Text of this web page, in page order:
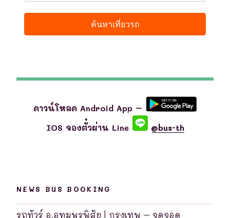
ดาวน์โหลด Android App –
IOS จองตั๋วผ่าน Line
@bus-th
NEWS BUS BOOKING
รถทัวร์ อ.อุทุมพรพิสัย | กรุงเทพ – จุดจอด